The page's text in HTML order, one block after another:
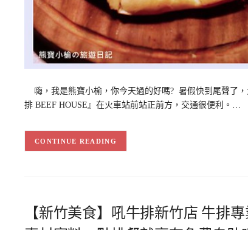
嗨，我是熊寶小榆，你今天過的好嗎? 暑假快到尾聲了
排 BEEF HOUSE』在火車站前站正前方，交通很便利。…
CONTINUE READING
【新竹美食】吼牛排新竹店 牛排